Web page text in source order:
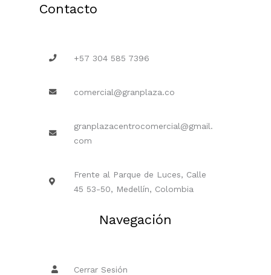
Contacto
+57 304 585 7396
comercial@granplaza.co
granplazacentrocomercial@gmail.
com
Frente al Parque de Luces, Calle
45 53-50, Medellín, Colombia
Navegación
Cerrar Sesión